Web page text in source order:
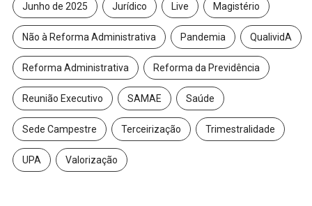
Junho de 2025 Jurídico Live Magistério
Não à Reforma Administrativa Pandemia QualividA
Reforma Administrativa Reforma da Previdência
Reunião Executivo SAMAE Saúde
Sede Campestre Terceirização Trimestralidade
UPA Valorização